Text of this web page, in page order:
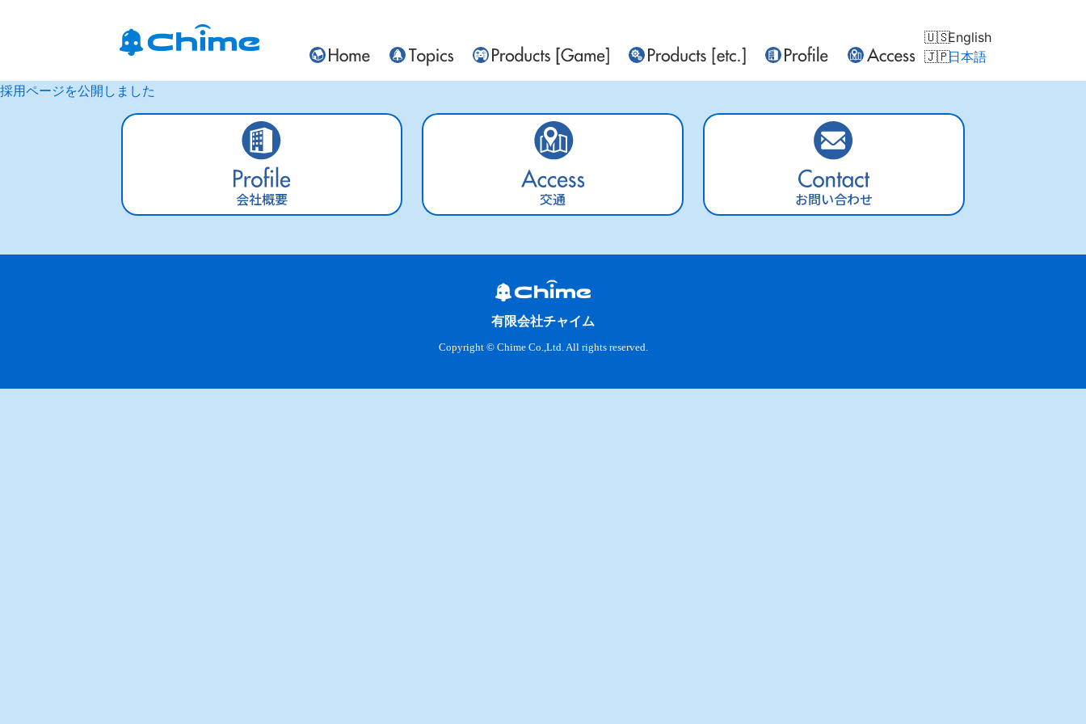
English
日本語
採用ページを公開しました
会社概要 交通 お問い合わせ
有限会社チャイム
Copyright © Chime Co.,Ltd. All rights reserved.